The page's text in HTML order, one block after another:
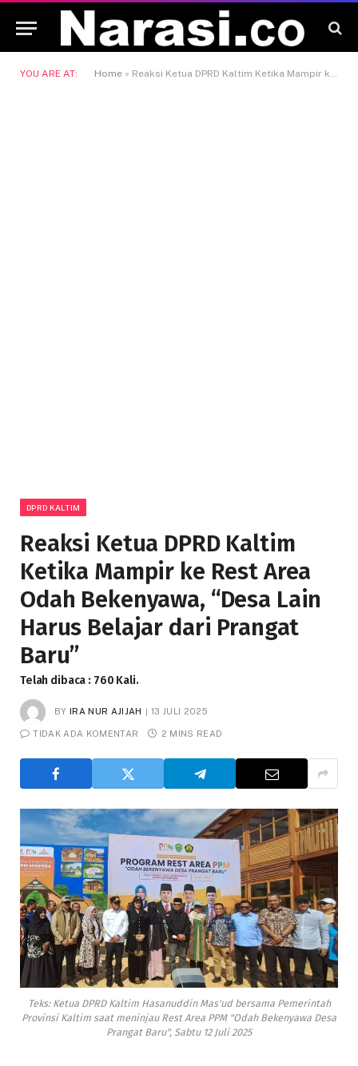
YOU ARE AT: Home » Reaksi Ketua DPRD Kaltim Ketika Mampir ke Rest Area Odah Bekenyawa, “Desa Lain Harus Belajar dari Prangat Baru”
DPRD KALTIM
Reaksi Ketua DPRD Kaltim
Ketika Mampir ke Rest Area
Odah Bekenyawa, “Desa Lain
Harus Belajar dari Prangat
Baru”
Telah dibaca : 760 Kali.
BY IRA NUR AJIJAH 13 JULI 2025
TIDAK ADA KOMENTAR 2 MINS READ
Teks: Ketua DPRD Kaltim Hasanuddin Mas'ud bersama Pemerintah
Provinsi Kaltim saat meninjau Rest Area PPM "Odah Bekenyawa Desa
Prangat Baru", Sabtu 12 Juli 2025